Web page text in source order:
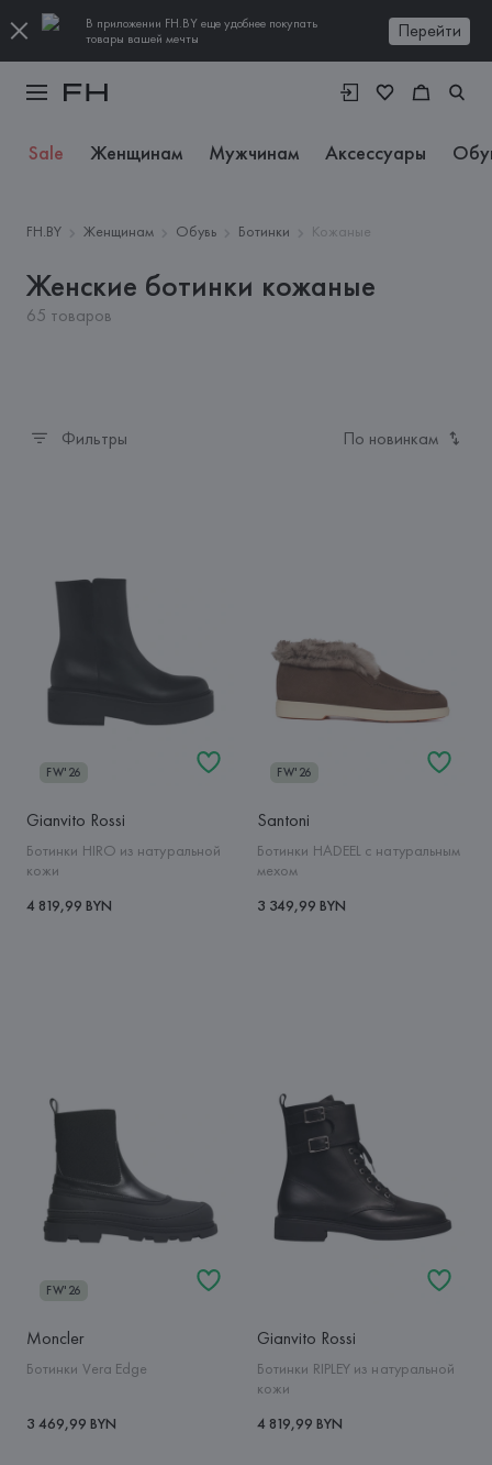
В приложении FH.BY еще удобнее покупать
товары вашей мечты
Перейти
Sale Женщинам Мужчинам Аксессуары
FH.BY Женщинам Обувь Ботинки Кожаные
Женские ботинки кожаные
65 товаров
Фильтры По новинкам
FW'26
Gianvito Rossi
Ботинки HIRO из натуральной
кожи
4 819,99 BYN
FW'26
Santoni
Ботинки HADEEL с натуральным
мехом
3 349,99 BYN
FW'26
Moncler
Ботинки Vera Edge
3 469,99 BYN
Gianvito Rossi
Ботинки RIPLEY из натуральной
кожи
4 819,99 BYN